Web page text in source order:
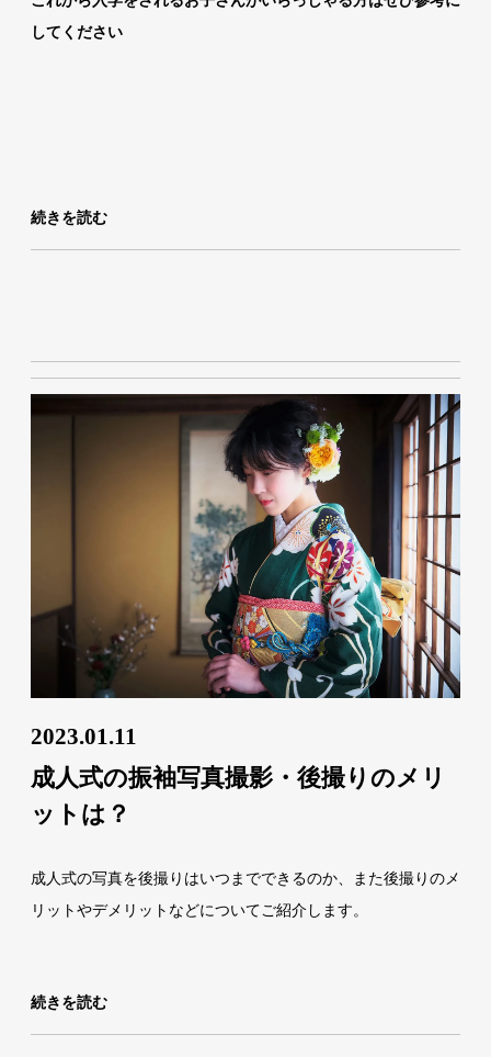
してください
続きを読む
2023.01.11
成人式の振袖写真撮影・後撮りのメリ
ットは？
成人式の写真を後撮りはいつまでできるのか、また後撮りのメ
リットやデメリットなどについてご紹介します。
続きを読む